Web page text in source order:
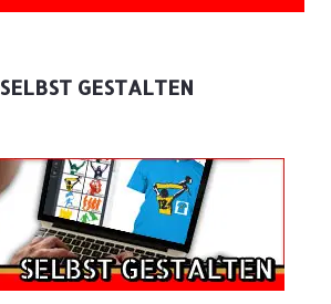
SELBST GESTALTEN